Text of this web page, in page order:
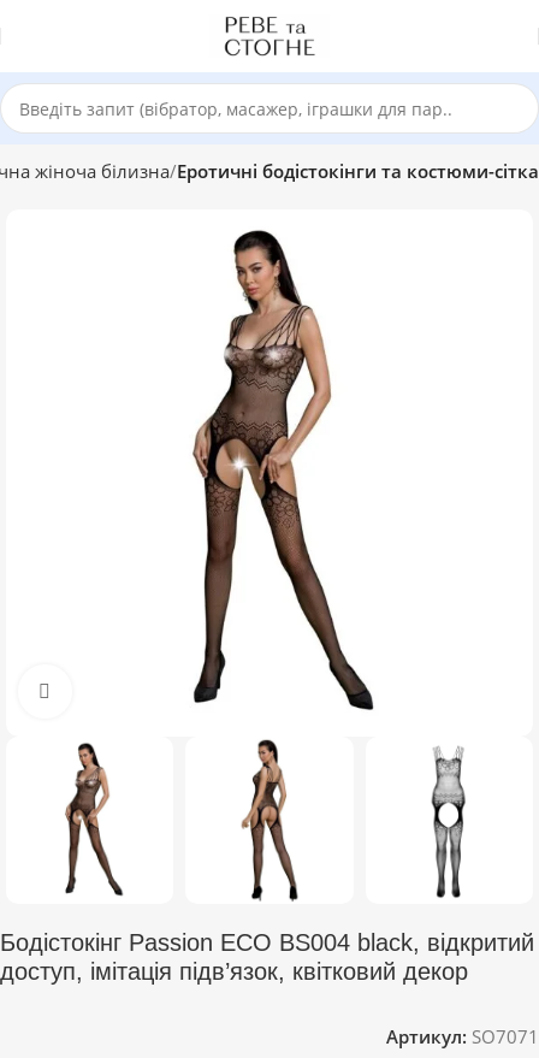
жіноча білизна Еротичні бодістокінги та костюми-сітка
Click to enlarge
Бодістокінг Passion ECO BS004 black, відкритий
доступ, імітація підв’язок, квітковий декор
Артикул: SO7071